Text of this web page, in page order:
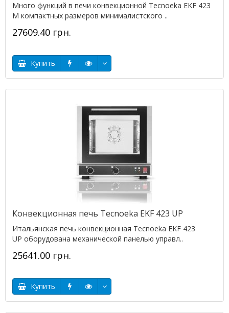
Много функций в печи конвекционной Tecnoeka EKF 423
M компактных размеров минималистского ..
27609.40 грн.
Купить
Конвекционная печь Tecnoeka EKF 423 UP
Итальянская печь конвекционная Tecnoeka EKF 423
UP оборудована механической панелью управл..
25641.00 грн.
Купить